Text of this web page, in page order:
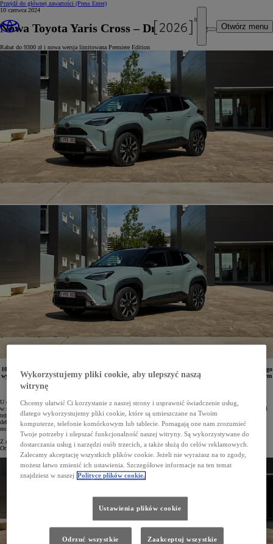
Przejdź do głównej zawartości (Press Enter)
Otwórz menu
10 czerwca 2024
Nowa Toyota Yaris Cross – Dni Otwarte
Rabat do 9300 zł i nowa wersja limitowana Premiere Edition
10-15 czerwca 2024 roku w salonach Toyoty odbędą się Dni Otwarte nowego Yarisa Cross. Podczas tego
wydarzenia można będzie przetestować bestsellerowy miejski crossover z nowym napędem hybrydowym
o mocy 130 KM, a także poznać zalety limitowanej wersji Premiere Edition. Na zainteresowanych
U dilerów Toyoty debiutuje Yaris Cross z 2024 roku produkcji. Gama najchętniej wybieranego samochodu
w segmencie B-SUV w Polsce została rozszerzona o nowy napęd hybrydowy o mocy 130 KM. Pojazd zyskał
też ulepszone systemy wsparcia kierowcy podczas jazdy i parkowania Toyota T-Mate. W Yarisie Cross
debiutują też nowe cyfrowe zegary i nowa wersja systemu multimedialnego Toyota Smart Connect®. Pełnię
możliwości auta prezentuje limitowana wersja specjalna Premiere Edition.
Z nowym Yarisem Cross można zapoznać się podczas trwających od 10 do 15 czerwca 2024 roku Dni
Otwartych.
Wykorzystujemy pliki cookie, aby ulepszyć naszą
witrynę
Chcemy ułatwić Ci korzystanie z naszej strony i usprawnić świadczenie usług,
dlatego wykorzystujemy pliki cookie, które są umieszczane na Twoim
komputerze, telefonie komórkowym lub tablecie. Pomagają one nam zrozumieć
Twoje potrzeby i ulepszać funkcjonalność naszej witryny. Są wykorzystywane do
dostarczania usług i narzędzi osób trzecich, a także służą do celów reklamowych.
Zalecamy akceptację wszystkich plików cookie. Jeżeli nie wyrażasz na to zgody,
możesz łatwo zmienić ich ustawienia. Szczegółowe informacje na ten temat
znajdziesz w naszej Polityce plików cookie.
Ustawienia plików cookie
Odrzuć wszystkie Zaakceptuj wszystkie